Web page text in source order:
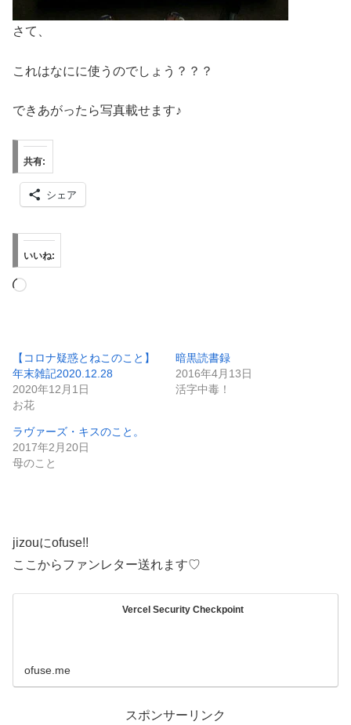
さて、
これはなにに使うのでしょう？？？
できあがったら写真載せます♪
共有:
シェア
いいね:
読
み
中…
【コロナ疑惑とねこのこと】
年末雑記2020.12.28
2020年12月1日
お花
暗黒読書録
2016年4月13日
活字中毒！
ラヴァーズ・キスのこと。
2017年2月20日
母のこと
jizouにofuse!!
ここからファンレター送れます♡
Vercel Security Checkpoint
ofuse.me
スポンサーリンク